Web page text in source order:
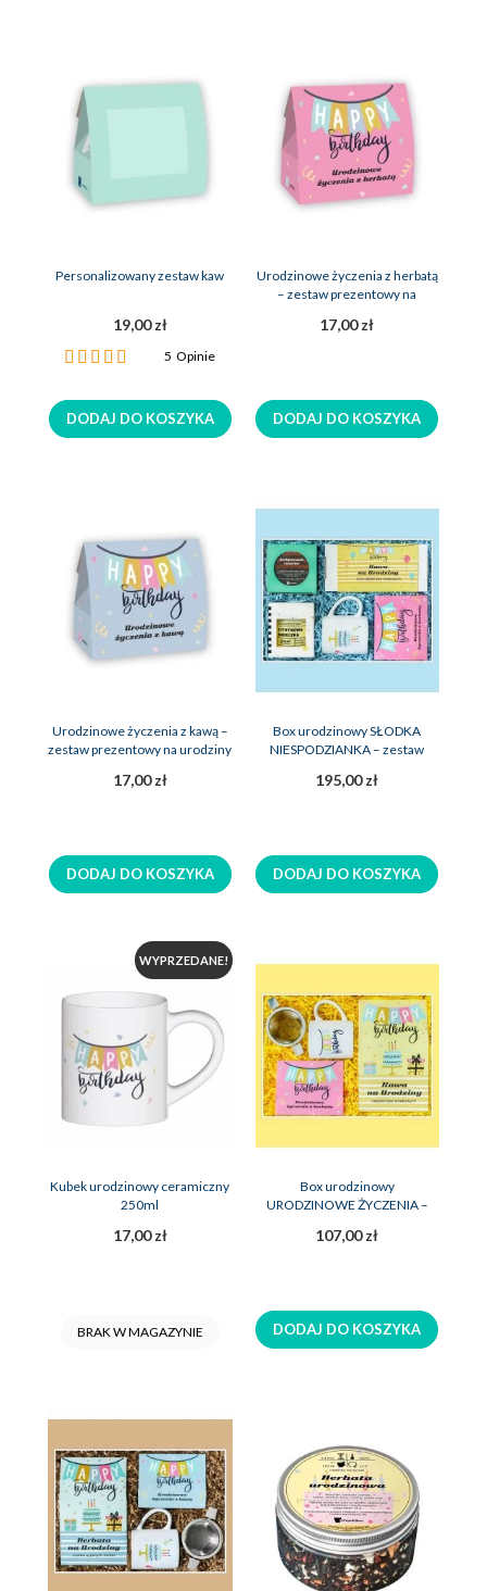
Personalizowany zestaw kaw
19,00 zł
Ocena:
5Opinie
DODAJ DO KOSZYKA
Urodzinowe życzenia z herbatą
– zestaw prezentowy na
17,00 zł
DODAJ DO KOSZYKA
Urodzinowe życzenia z kawą –
zestaw prezentowy na urodziny
17,00 zł
DODAJ DO KOSZYKA
Box urodzinowy SŁODKA
NIESPODZIANKA – zestaw
195,00 zł
DODAJ DO KOSZYKA
WYPRZEDANE!
Kubek urodzinowy ceramiczny
250ml
17,00 zł
BRAK W MAGAZYNIE
Box urodzinowy
URODZINOWE ŻYCZENIA –
107,00 zł
DODAJ DO KOSZYKA